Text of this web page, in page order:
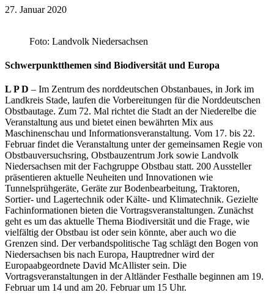
27. Januar 2020
Foto: Landvolk Niedersachsen
Schwerpunktthemen sind Biodiversität und Europa
L P D – Im Zentrum des norddeutschen Obstanbaues, in Jork im
Landkreis Stade, laufen die Vorbereitungen für die Norddeutschen
Obstbautage. Zum 72. Mal richtet die Stadt an der Niederelbe die
Veranstaltung aus und bietet einen bewährten Mix aus
Maschinenschau und Informationsveranstaltung. Vom 17. bis 22.
Februar findet die Veranstaltung unter der gemeinsamen Regie von
Obstbauversuchsring, Obstbauzentrum Jork sowie Landvolk
Niedersachsen mit der Fachgruppe Obstbau statt. 200 Aussteller
präsentieren aktuelle Neuheiten und Innovationen wie
Tunnelsprühgeräte, Geräte zur Bodenbearbeitung, Traktoren,
Sortier- und Lagertechnik oder Kälte- und Klimatechnik. Gezielte
Fachinformationen bieten die Vortragsveranstaltungen. Zunächst
geht es um das aktuelle Thema Biodiversität und die Frage, wie
vielfältig der Obstbau ist oder sein könnte, aber auch wo die
Grenzen sind. Der verbandspolitische Tag schlägt den Bogen von
Niedersachsen bis nach Europa, Hauptredner wird der
Europaabgeordnete David McAllister sein. Die
Vortragsveranstaltungen in der Altländer Festhalle beginnen am 19.
Februar um 14 und am 20. Februar um 15 Uhr.